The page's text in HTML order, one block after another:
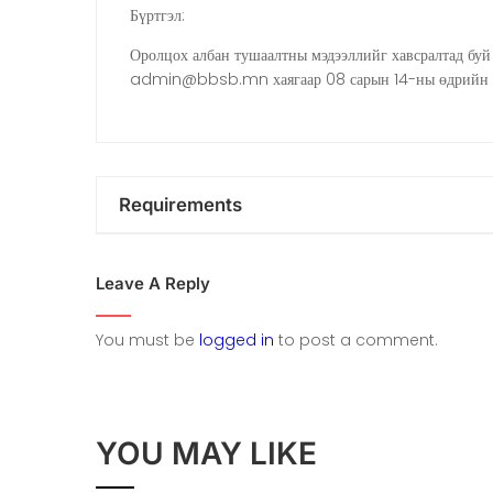
Бүртгэл:
Оролцох албан тушаалтны мэдээллийг хавсралтад
admin@bbsb.mn хаягаар 08 сарын 14-ны өдрийн
Requirements
Leave A Reply
You must be logged in to post a comment.
YOU MAY LIKE